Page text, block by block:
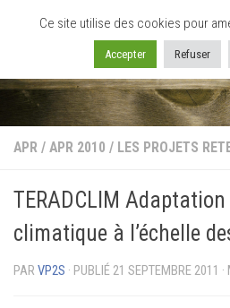
Skip to content
APR / APR 2010 / LES PROJETS
TERADCLIM
climatique à l’échelle
PAR VP2S · PUBLIÉ 21 SEPTEMBRE 2011
Ce site utilise des cookies pour
Accepter Refuser